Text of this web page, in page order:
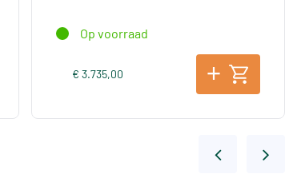
Op voorraad
€ 3.735,00